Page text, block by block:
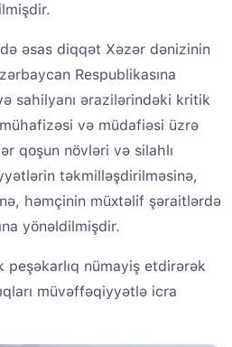
əsas diqqət Xəzər dənizinin
Respublikasına
sahilyanı ərazilərindəki kritik
və müdafiəsi üzrə
qoşun növləri və silahlı
təkmilləşdirilməsinə,
həmçinin müxtəlif şəraitlərdə
yönəldilmişdir.
peşəkarlıq nümayiş etdirərək
müvəffəqiyyətlə icra